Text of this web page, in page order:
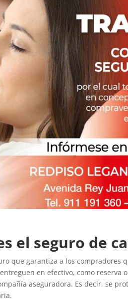
el seguro de
que garantiza a los compradores
en efectivo, como reserva
aseguradora. Es decir, se